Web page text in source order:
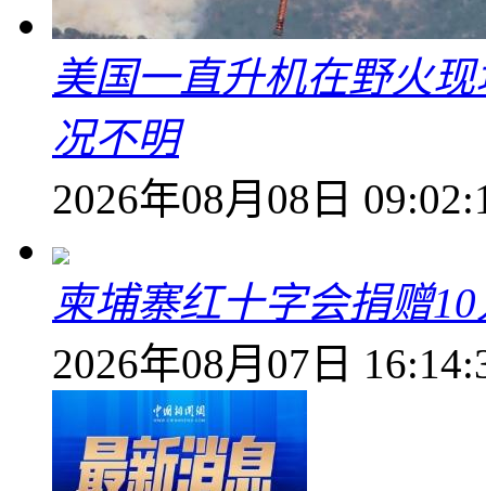
美国一直升机在野火
况不明
2026年08月08日
柬埔寨红十字会捐赠
2026年08月07日